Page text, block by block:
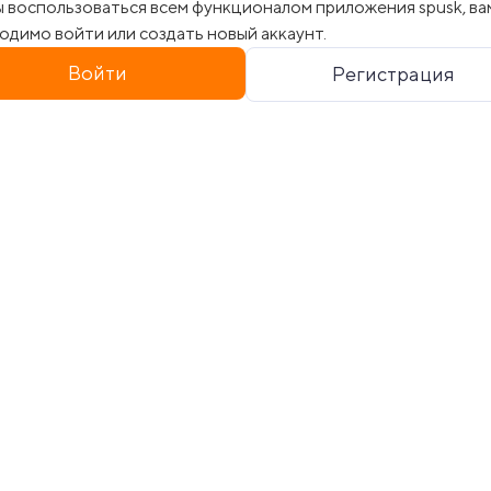
всем функционалом приложения spusk,
войти или создать новый аккаунт.
Войти Регистрация